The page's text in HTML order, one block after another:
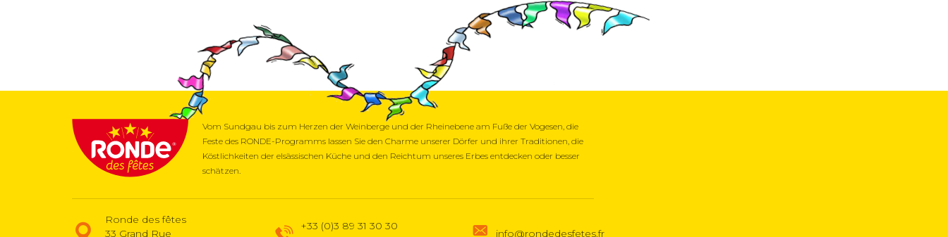
Vom Sundgau bis zum Herzen der Weinberge und der Rheinebene am Fuße der Vogesen, die
Feste des RONDE-Programms lassen Sie den Charme unserer Dörfer und ihrer Traditionen, die
Köstlichkeiten der elsässischen Küche und den Reichtum unseres Erbes entdecken oder besser
schätzen.
Ronde des fêtes
33 Grand Rue
+33 (0)3 89 31 30 30
info@rondedesfetes.fr